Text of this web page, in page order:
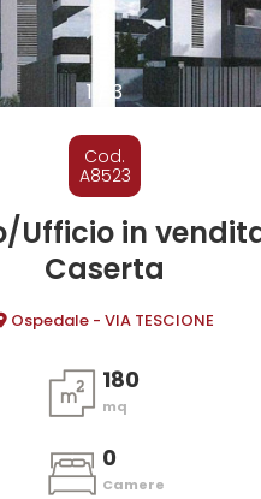
1 3
Cod.
A8523
Ufficio in
Caserta
Ospedale - VIA TESCIONE
180
mq
0
Camere